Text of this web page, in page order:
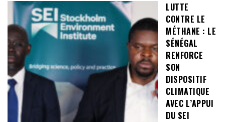
LUTTE
CONTRE LE
MÉTHANE : LE
SÉNÉGAL
RENFORCE
SON
DISPOSITIF
CLIMATIQUE
AVEC L’APPUI
DU SEI